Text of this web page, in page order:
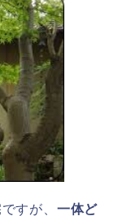
すが、 一体ど